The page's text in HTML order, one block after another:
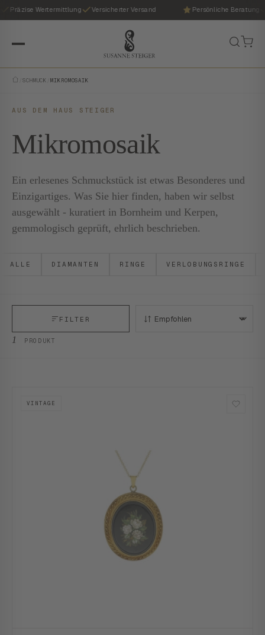
Präzise Wertermittlung Versicherter Versand Persönliche Beratung
SCHMUCK /MIKROMOSAIK
AUS DEM HAUS STEIGER
Mikromosaik
Ein erlesenes Schmuckstück ist etwas Besonderes und
Einzigartiges. Was Sie hier finden, haben wir selbst
ausgewählt - kuratiert in Bornheim und Kerpen,
gemmologisch geprüft, ehrlich beschrieben.
ALLE DIAMANTEN RINGE VERLOBUNGSRINGE
1 PRODUKT
FILTER SORTIEREN:
VINTAGE